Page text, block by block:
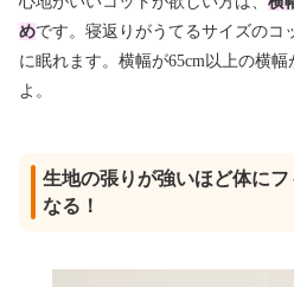
めです。寝返りがうてるサイズのコ
に眠れます。横幅が65cm以上の横
よ。
生地の張りが強いほど体に
なる！